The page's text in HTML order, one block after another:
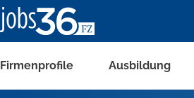
Firmenprofile Ausbildung